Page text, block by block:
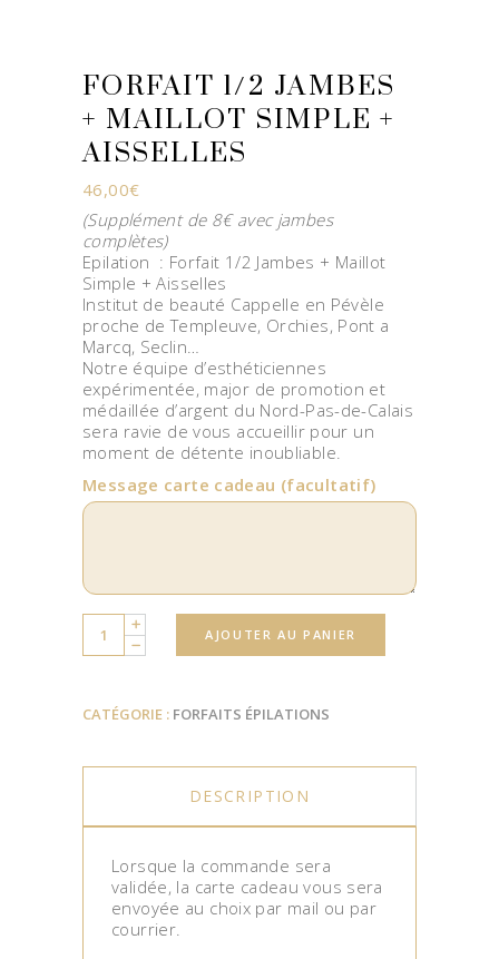
FORFAIT 1/2 JAMBES
+ MAILLOT SIMPLE +
AISSELLES
46,00€
(Supplément de 8€ avec jambes
complètes)
Epilation : Forfait 1/2 Jambes + Maillot
Simple + Aisselles
Institut de beauté Cappelle en Pévèle
proche de Templeuve, Orchies, Pont a
Marcq, Seclin…
Notre équipe d’esthéticiennes
expérimentée, major de promotion et
médaillée d’argent du Nord-Pas-de-Calais
sera ravie de vous accueillir pour un
moment de détente inoubliable.
Message carte cadeau (facultatif)
Quantity AJOUTER AU PANIER
CATÉGORIE : FORFAITS ÉPILATIONS
DESCRIPTION
Lorsque la commande sera
validée, la carte cadeau vous sera
envoyée au choix par mail ou par
courrier.